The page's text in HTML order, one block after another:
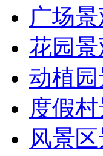
广场
花园
动植
度假
风景